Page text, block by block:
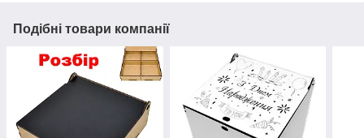
Подібні товари компанії